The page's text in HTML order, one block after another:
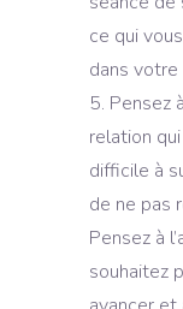
ce qui
dans
Pensez
relation
difficile à
de ne pas
Pensez à
souhaitez